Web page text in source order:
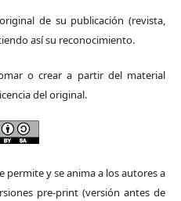
de su publicación (revista,
así su reconocimiento.
o crear a partir del material
del original.
permite y se anima a los autores a
pre-print (versión antes de